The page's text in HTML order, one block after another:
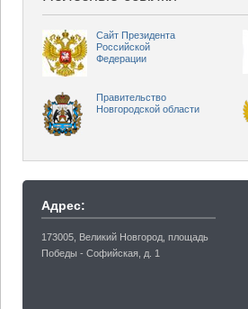
Сайт Президента
Российской
Федерации
Правительство
Новгородской области
Адрес:
173005, Великий Новгород, площадь
Победы - Софийская, д. 1